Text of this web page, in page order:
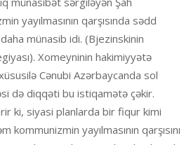
yayılmasının qarşısında sədd
münasib idi. (Bjezinskinin
Xomeyninin hakimiyyətə
Cənubi Azərbaycanda sol
də diqqəti bu istiqamətə çəkir.
ki, siyasi planlarda bir fiqur kimi
kommunizmin yayılmasının qarşısını